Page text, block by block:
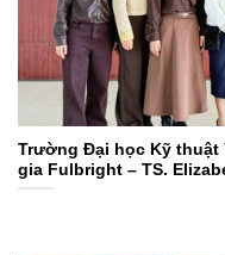
Trường Đại học Kỹ thuật
gia Fulbright – TS.